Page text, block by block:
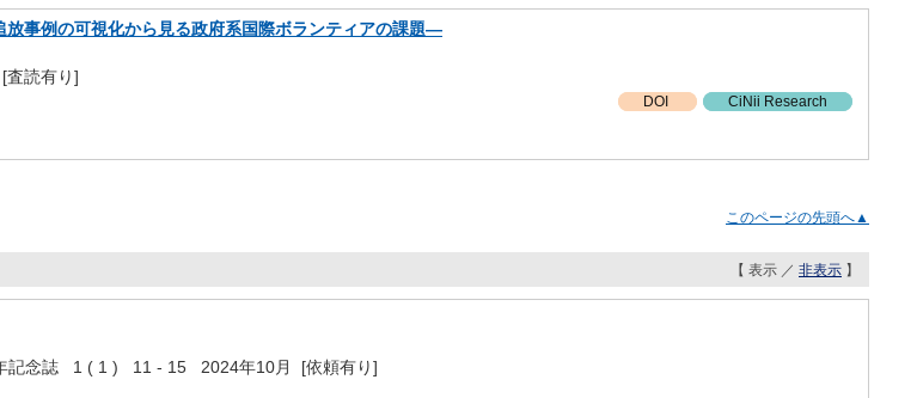
事例の可視化から見る政府系国際ボランティアの課題―
読有り]
DOI CiNii Research
このページの先頭へ▲
【 表示 ／ 非表示 】
記念誌 1 ( 1 ) 11 - 15 2024年10月 [依頼有り]